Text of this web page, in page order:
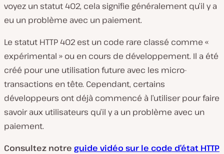
voyez un statut 402, cela signifie généralement qu’il y a
eu un problème avec un paiement.
Le statut HTTP 402 est un code rare classé comme «
expérimental » ou en cours de développement. Il a été
créé pour une utilisation future avec les micro-
transactions en tête. Cependant, certains
développeurs ont déjà commencé à l’utiliser pour faire
savoir aux utilisateurs qu’il y a un problème avec un
paiement.
Consultez notre guide vidéo sur le code d’état HTTP